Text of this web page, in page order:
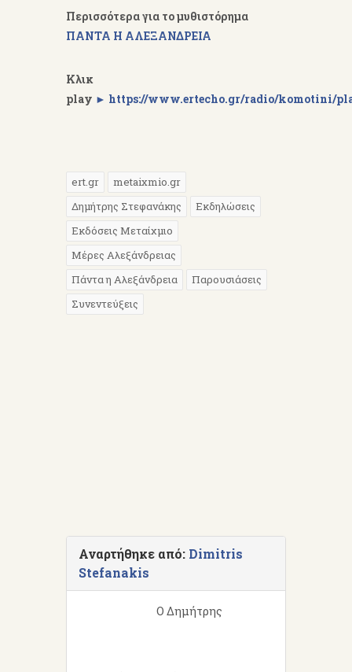
Περισσότερα για το μυθιστόρημα
ΠΑΝΤΑ Η ΑΛΕΞΑΝΔΡΕΙΑ
Kλικ
play ► https://www.ertecho.gr/radio/komotini/
ert.gr
metaixmio.gr
Δημήτρης Στεφανάκης
Εκδηλώσεις
Εκδόσεις Μεταίχμιο
Μέρες Αλεξάνδρειας
Πάντα η Αλεξάνδρεια
Παρουσιάσεις
Συνεντεύξεις
Αναρτήθηκε από: Dimitris
Stefanakis
Ο Δημήτρης